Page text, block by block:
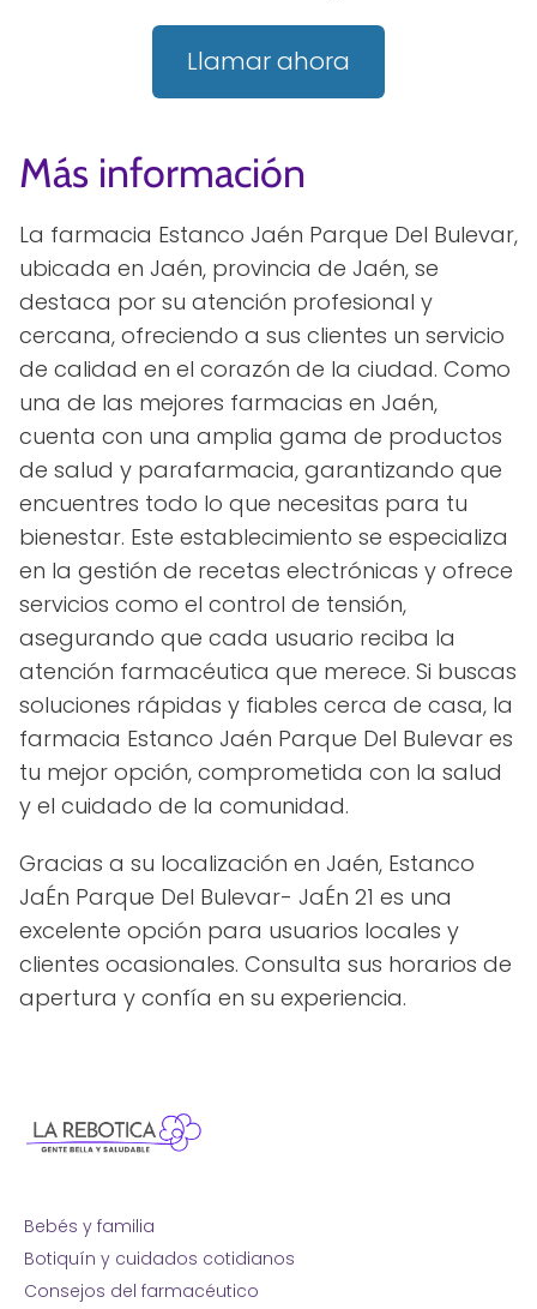
Llamar ahora
Más información
La farmacia Estanco Jaén Parque Del Bulevar,
ubicada en Jaén, provincia de Jaén, se
destaca por su atención profesional y
cercana, ofreciendo a sus clientes un servicio
de calidad en el corazón de la ciudad. Como
una de las mejores farmacias en Jaén,
cuenta con una amplia gama de productos
de salud y parafarmacia, garantizando que
encuentres todo lo que necesitas para tu
bienestar. Este establecimiento se especializa
en la gestión de recetas electrónicas y ofrece
servicios como el control de tensión,
asegurando que cada usuario reciba la
atención farmacéutica que merece. Si buscas
soluciones rápidas y fiables cerca de casa, la
farmacia Estanco Jaén Parque Del Bulevar es
tu mejor opción, comprometida con la salud
y el cuidado de la comunidad.
Gracias a su localización en Jaén, Estanco
JaÉn Parque Del Bulevar- JaÉn 21 es una
excelente opción para usuarios locales y
clientes ocasionales. Consulta sus horarios de
apertura y confía en su experiencia.
Bebés y familia
Botiquín y cuidados cotidianos
Consejos del farmacéutico